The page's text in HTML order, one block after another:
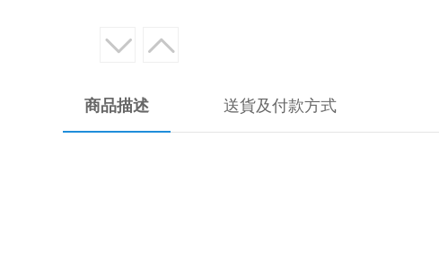
商品描述 送貨及付款方式